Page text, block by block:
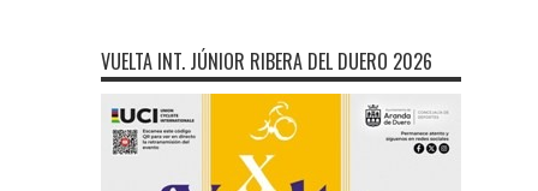
VUELTA INT. JÚNIOR RIBERA DEL DUERO 2026